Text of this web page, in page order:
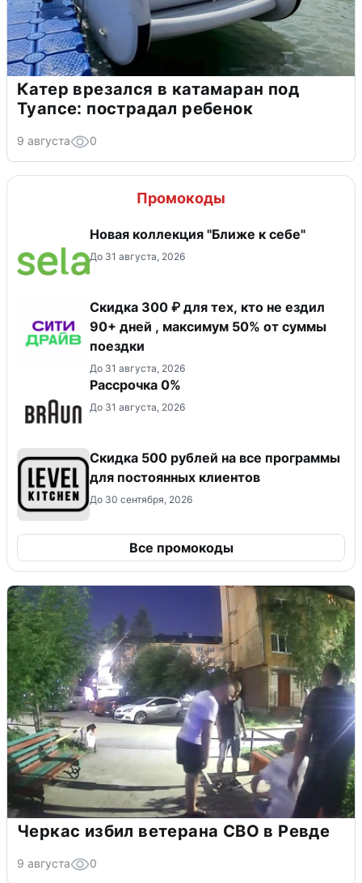
Катер врезался в катамаран под
Туапсе: пострадал ребенок
9 августа 0
Промокоды
Новая коллекция "Ближе к себе"
До 31 августа, 2026
Скидка 300 ₽ для тех, кто не ездил
90+ дней , максимум 50% от суммы
поездки
До 31 августа, 2026
Рассрочка 0%
До 31 августа, 2026
Скидка 500 рублей на все программы
для постоянных клиентов
До 30 сентября, 2026
Все промокоды
Черкас избил ветерана СВО в Ревде
9 августа 0